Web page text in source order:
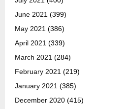
June 2021 (399)
May 2021 (386)
April 2021 (339)
March 2021 (284)
February 2021 (219)
January 2021 (385)
December 2020 (415)